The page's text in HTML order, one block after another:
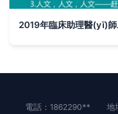
電話：1862290**
地